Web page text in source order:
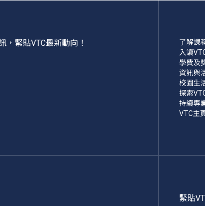
，緊貼VTC最新動向！
了解課
入讀
學費及
資訊與
校園生
探索
持續專
VTC主
緊貼